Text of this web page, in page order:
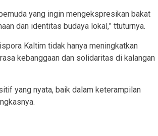
yang ingin mengekspresikan bakat
dan identitas budaya lokal,” ttuturnya.
Kaltim tidak hanya meningkatkan
kebanggaan dan solidaritas di kalangan
yang nyata, baik dalam keterampilan